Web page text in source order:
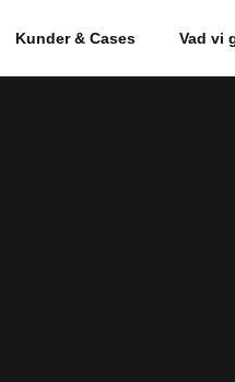
Kunder & Cases Vad vi